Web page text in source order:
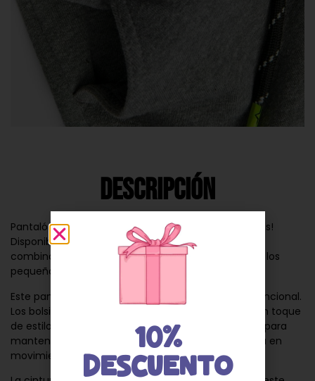
Descripción
Pantalón de felpa para niño en un elegante tono gris!
Disponible en Mia Fashion kids, esta prenda es la
combinación perfecta de moda y comodidad para los
pequeños más exigentes.
Este pantalón se destaca por su diseño versátil y funcional.
Los bolsillos delanteros con cierre no solo añaden un toque
de estilo moderno, sino que también son prácticos para
mantener los objetos seguros mientras tu niño está en
movimiento.
10%
DESCUENTO